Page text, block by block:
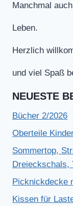
Manchmal
Leben.
Herzlich
und viel Spaß
NEUESTE
Bücher 2/2026
Oberteile
Sommertop,
Dreieckschals,
Picknickdecke
Kissen für